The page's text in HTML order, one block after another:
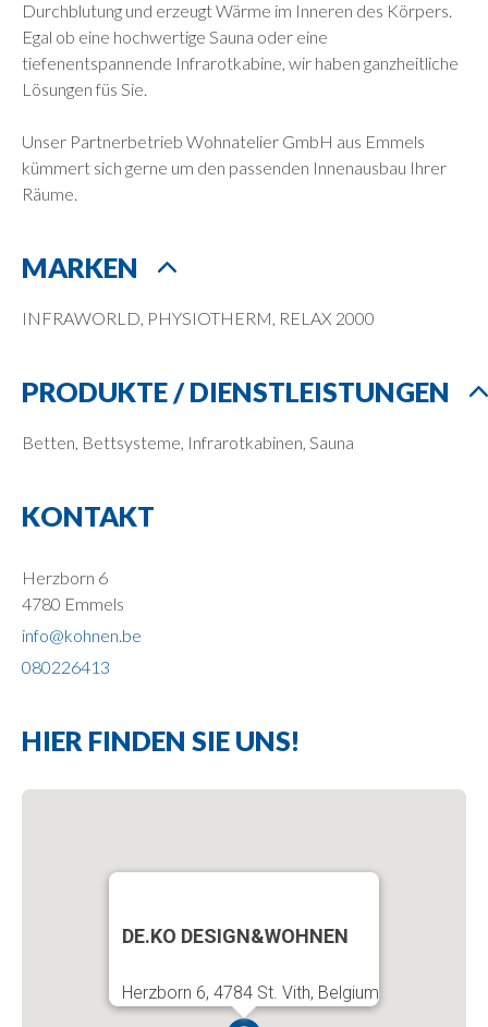
Durchblutung und erzeugt Wärme im Inneren des Körpers.
Egal ob eine hochwertige Sauna oder eine
tiefenentspannende Infrarotkabine, wir haben ganzheitliche
Lösungen füs Sie.
Unser Partnerbetrieb Wohnatelier GmbH aus Emmels
kümmert sich gerne um den passenden Innenausbau Ihrer
Räume.
MARKEN
INFRAWORLD, PHYSIOTHERM, RELAX 2000
PRODUKTE / DIENSTLEISTUNGEN
Betten, Bettsysteme, Infrarotkabinen, Sauna
KONTAKT
Herzborn 6
4780 Emmels
info@kohnen.be
080226413
HIER FINDEN SIE UNS!
DE.KO DESIGN&WOHNEN
Herzborn 6, 4784 St. Vith, Belgium